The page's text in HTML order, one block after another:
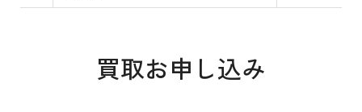
買取お申し込み